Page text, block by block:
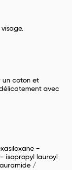
un coton et
avec
−
isopropyl lauroyl
/